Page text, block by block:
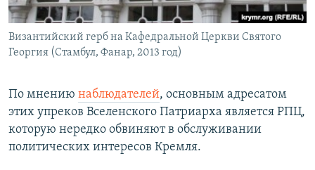
Византийский герб на Кафедральной Церкви Святого
Георгия (Стамбул, Фанар, 2013 год)
По мнению наблюдателей, основным адресатом
этих упреков Вселенского Патриарха является РПЦ,
которую нередко обвиняют в обслуживании
политических интересов Кремля.